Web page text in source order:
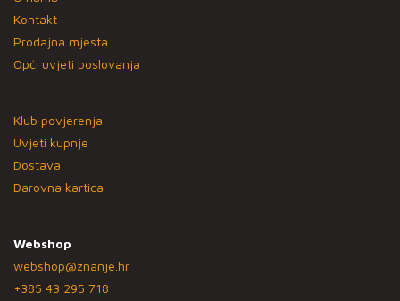
Kontakt
Prodajna mjesta
Opći uvjeti poslovanja
Klub povjerenja
Uvjeti kupnje
Dostava
Darovna kartica
Webshop
webshop@znanje.hr
+385 43 295 718